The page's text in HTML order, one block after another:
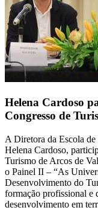
Helena Cardoso
Congresso de
A Diretora da Escola
Helena Cardoso,
Turismo de Arcos de
o Painel II – “As
Desenvolvimento do
formação profissional e
desenvolvimento em